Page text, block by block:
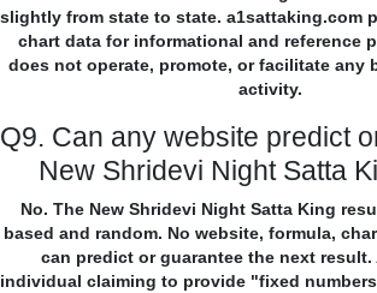
slightly from state to state. a1sattaking.com
chart data for informational and reference
does not operate, promote, or facilitate any
activity.
Q9. Can any website predict
New Shridevi Night Satta
No. The New Shridevi Night Satta King
based and random. No website, formula,
can predict or guarantee the next result.
individual claiming to provide "fixed